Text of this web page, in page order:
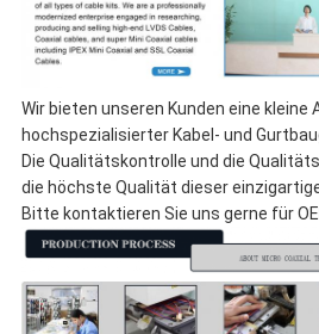
Wir bieten unseren Kunden eine kleine
hochspezialisierter Kabel- und
Die Qualitätskontrolle und die
die höchste Qualität dieser
Bitte kontaktieren Sie uns gerne für